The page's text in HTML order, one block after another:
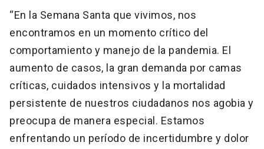
“En la Semana Santa que vivimos, nos
encontramos en un momento crítico del
comportamiento y manejo de la pandemia. El
aumento de casos, la gran demanda por camas
críticas, cuidados intensivos y la mortalidad
persistente de nuestros ciudadanos nos agobia y
preocupa de manera especial. Estamos
enfrentando un período de incertidumbre y dolor